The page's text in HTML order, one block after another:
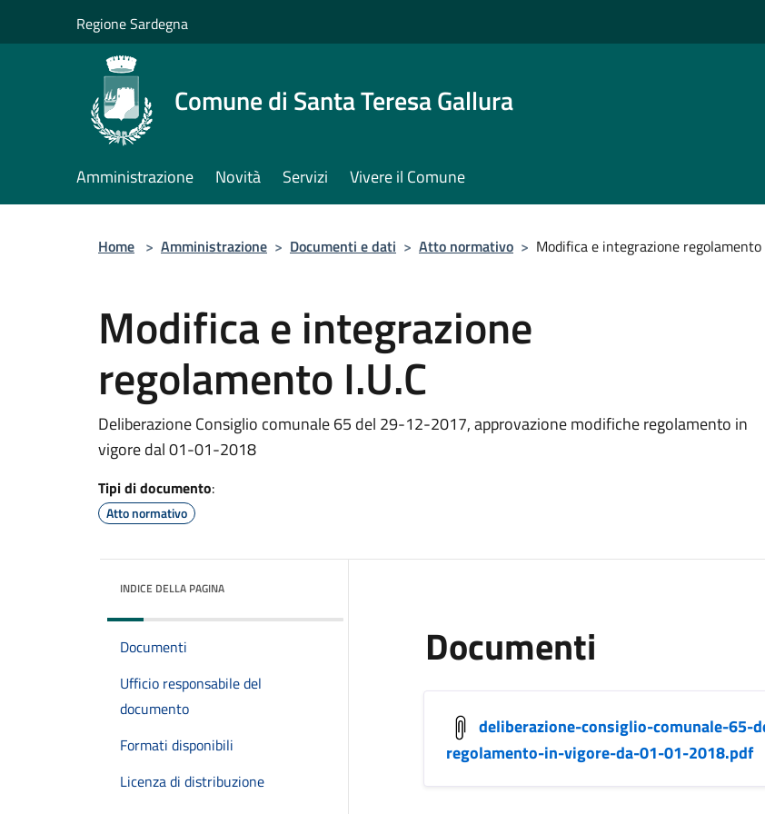
Regione Sardegna
Comune di Santa Teresa Gallura
Amministrazione Novità Servizi Vivere il Comune
Home > Amministrazione > Documenti e dati > Atto normativo > Modifica e integrazione regolamento
Modifica e integrazione
regolamento I.U.C
Deliberazione Consiglio comunale 65 del 29-12-2017, approvazione modifiche regolamento in
vigore dal 01-01-2018
Tipi di documento:
Atto normativo
INDICE DELLA PAGINA
Documenti
Ufficio responsabile del
documento
Formati disponibili
Licenza di distribuzione
Documenti
deliberazione-consiglio-comunale-65-
regolamento-in-vigore-da-01-01-2018.pdf